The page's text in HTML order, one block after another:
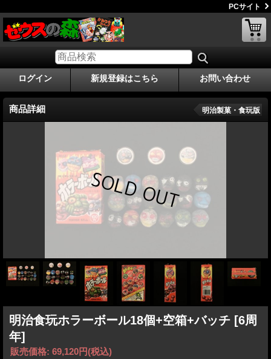
PCサイト
ログイン 新規登録はこちら お問い合わせ
商品詳細 明治製菓・食玩版
明治食玩ホラーボール18個+空箱+バッチ [6周
年]
販売価格: 69,120円(税込)